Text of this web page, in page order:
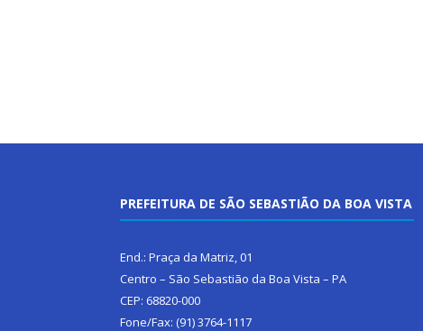
PREFEITURA DE SÃO SEBASTIÃO DA BOA VISTA
End.: Praça da Matriz, 01
Centro – São Sebastião da Boa Vista – PA
CEP: 68820-000
Fone/Fax: (91) 3764-1117